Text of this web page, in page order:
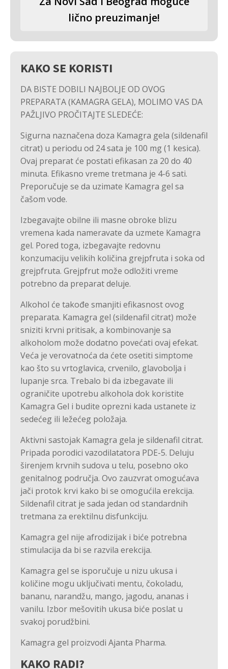
lično preuzimanje!
KAKO SE KORISTI
DA BISTE DOBILI NAJBOLJE OD OVOG
PREPARATA (KAMAGRA GELA), MOLIMO VAS DA
PAŽLJIVO PROČITAJTE SLEDEĆE:
Sigurna naznačena doza Kamagra gela (sildenafil
citrat) u periodu od 24 sata je 100 mg (1 kesica).
Ovaj preparat će postati efikasan za 20 do 40
minuta. Efikasno vreme tretmana je 4-6 sati.
Preporučuje se da uzimate Kamagra gel sa
čašom vode.
Izbegavajte obilne ili masne obroke blizu
vremena kada nameravate da uzmete Kamagra
gel. Pored toga, izbegavajte redovnu
konzumaciju velikih količina grejpfruta i soka od
grejpfruta. Grejpfrut može odložiti vreme
potrebno da preparat deluje.
Alkohol će takođe smanjiti efikasnost ovog
preparata. Kamagra gel (sildenafil citrat) može
sniziti krvni pritisak, a kombinovanje sa
alkoholom može dodatno povećati ovaj efekat.
Veća je verovatnoća da ćete osetiti simptome
kao što su vrtoglavica, crvenilo, glavobolja i
lupanje srca. Trebalo bi da izbegavate ili
ograničite upotrebu alkohola dok koristite
Kamagra Gel i budite oprezni kada ustanete iz
sedećeg ili ležećeg položaja.
Aktivni sastojak Kamagra gela je sildenafil citrat.
Pripada porodici vazodilatatora PDE-5. Deluju
širenjem krvnih sudova u telu, posebno oko
genitalnog područja. Ovo zauzvrat omogućava
jači protok krvi kako bi se omogućila erekcija.
Sildenafil citrat je sada jedan od standardnih
tretmana za erektilnu disfunkciju.
Kamagra gel nije afrodizijak i biće potrebna
stimulacija da bi se razvila erekcija.
Kamagra gel se isporučuje u nizu ukusa i
količine mogu uključivati mentu, čokoladu,
bananu, narandžu, mango, jagodu, ananas i
vanilu. Izbor mešovitih ukusa biće poslat u
svakoj porudžbini.
Kamagra gel proizvodi Ajanta Pharma.
KAKO RADI?